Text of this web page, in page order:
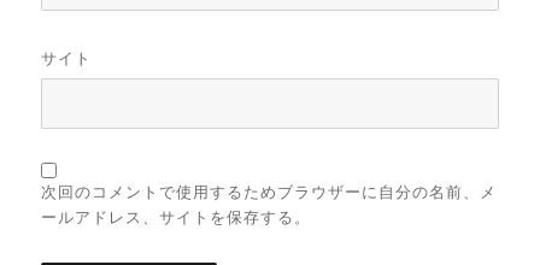
サイト
次回のコメントで使用するためブラウザーに自分の名前、メ
ールアドレス、サイトを保存する。